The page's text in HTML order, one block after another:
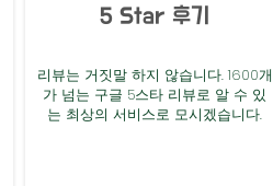
​5 Star 후기
리뷰는 거짓말 하지 않습니다. 1600개
가 넘는 구글 5스타 리뷰로 알 수 있
는 최상의 서비스로 모시겠습니다.